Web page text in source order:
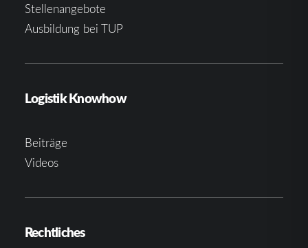
Stellenangebote
Ausbildung bei TUP
Logistik Knowhow
Beiträge
Videos
Rechtliches